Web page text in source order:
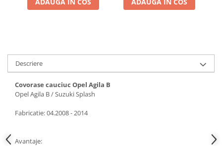
Descriere
Covorase cauciuc Opel Agila B
Opel Agila B / Suzuki Splash
Fabricatie: 04.2008 - 2014
Avantaje: